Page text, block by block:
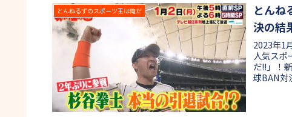
とんねるずのスポーツ王は俺だ
とんね
決の結
2023年1
人気スポ
だ!!」！
球BAN対